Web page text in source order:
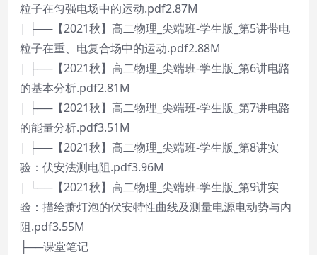
粒子在匀强电场中的运动.pdf2.87M
| ├──【2021秋】高二物理_尖端班-学生版_第5讲带电
粒子在重、电复合场中的运动.pdf2.88M
| ├──【2021秋】高二物理_尖端班-学生版_第6讲电路
的基本分析.pdf2.81M
| ├──【2021秋】高二物理_尖端班-学生版_第7讲电路
的能量分析.pdf3.51M
| ├──【2021秋】高二物理_尖端班-学生版_第8讲实
验：伏安法测电阻.pdf3.96M
| └──【2021秋】高二物理_尖端班-学生版_第9讲实
验：描绘萧灯泡的伏安特性曲线及测量电源电动势与内
阻.pdf3.55M
├──课堂笔记